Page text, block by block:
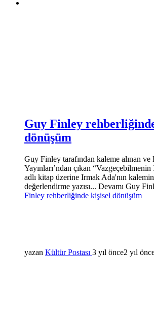
Guy Finley
dönüşüm
Guy Finley tarafından kaleme alınan ve
Yayınları’ndan çıkan “Vazgeçebilmenin
adlı kitap üzerine Irmak Ada'nın
değerlendirme yazısı... Devamı Guy
Finley rehberliğinde kişisel dönüşüm
yazan Kültür Postası 3 yıl önce2 yıl